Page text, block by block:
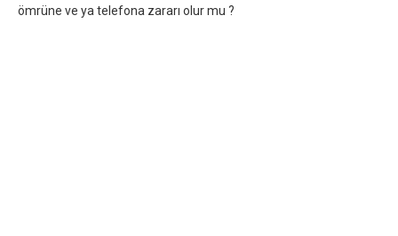
ömrüne ve ya telefona zararı olur mu ?